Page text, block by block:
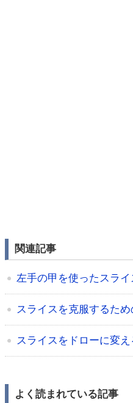
関連記事
左手の甲を使ったスラ
スライスを克服するた
スライスをドローに変
よく読まれている記事